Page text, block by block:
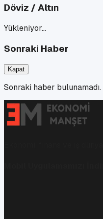
Döviz / Altın
Yükleniyor…
Sonraki Haber
Kapat
Sonraki haber bulunamadı.